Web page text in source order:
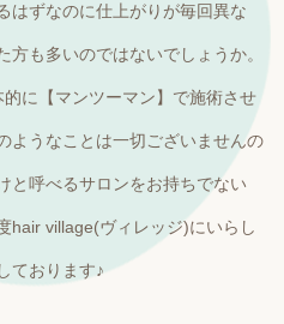
はずなのに仕上がりが毎回異な
も多いのではないでしょうか。
に【マンツーマン】で施術させ
ようなことは一切ございませんの
呼べるサロンをお持ちでない
hair village(ヴィレッジ)にいらし
ております♪